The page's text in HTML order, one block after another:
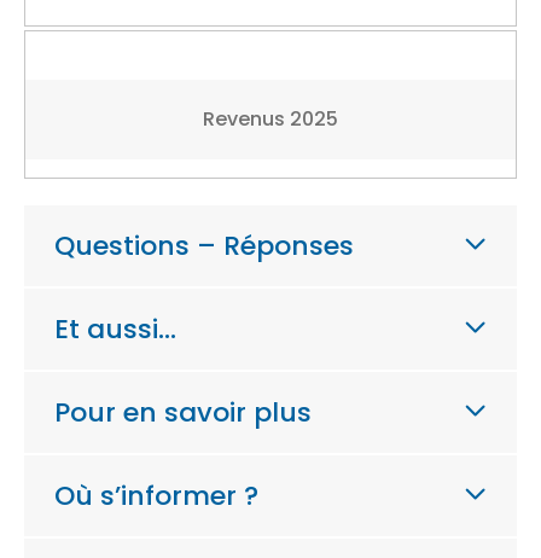
Revenus 2025
Questions – Réponses
Et aussi…
Pour en savoir plus
Où s’informer ?